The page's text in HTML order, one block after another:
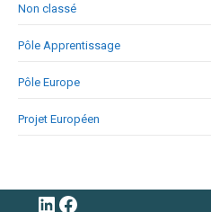
Non classé
Pôle Apprentissage
Pôle Europe
Projet Européen
LinkedInFacebook